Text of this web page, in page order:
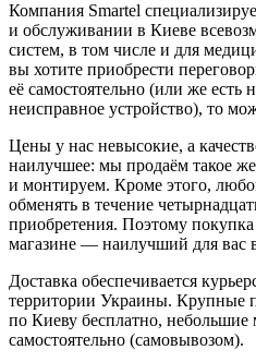
Компания Smartel
и обслуживании в Киеве
систем, в том числе и для
вы хотите приобрести
её самостоятельно (или же есть
неисправное устройство), то
Цены у нас невысокие, а
наилучшее: мы продаём такое
и монтируем. Кроме этого,
обменять в течение
приобретения. Поэтому
магазине — наилучший для вас
Доставка обеспечивается
территории Украины. Крупные
по Киеву бесплатно, небольшие
самостоятельно (самовывозом).